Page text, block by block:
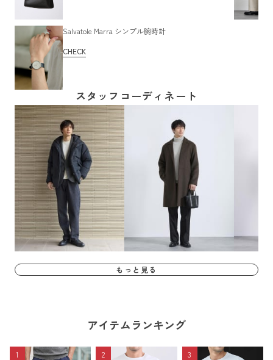
Salvatole Marra シンプル腕時計
CHECK
スタッフコーディネート
もっと見る
アイテムランキング
1 2 3